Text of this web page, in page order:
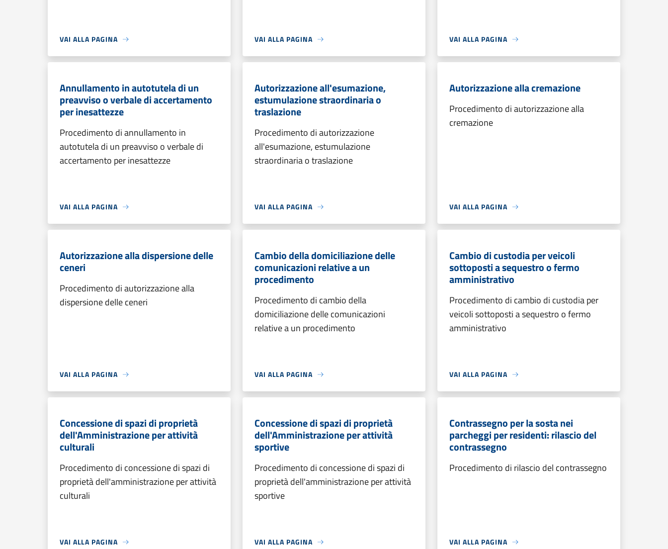
VAI ALLA PAGINA VAI ALLA PAGINA VAI ALLA PAGINA
Annullamento in autotutela di un
preavviso o verbale di accertamento
per inesattezze
Procedimento di annullamento in
autotutela di un preavviso o verbale di
accertamento per inesattezze
VAI ALLA PAGINA
Autorizzazione all'esumazione,
estumulazione straordinaria o
traslazione
Procedimento di autorizzazione
all'esumazione, estumulazione
straordinaria o traslazione
VAI ALLA PAGINA
Autorizzazione alla cremazione
Procedimento di autorizzazione alla
cremazione
VAI ALLA PAGINA
Autorizzazione alla dispersione delle
ceneri
Procedimento di autorizzazione alla
dispersione delle ceneri
VAI ALLA PAGINA
Cambio della domiciliazione delle
comunicazioni relative a un
procedimento
Procedimento di cambio della
domiciliazione delle comunicazioni
relative a un procedimento
VAI ALLA PAGINA
Cambio di custodia per veicoli
sottoposti a sequestro o fermo
amministrativo
Procedimento di cambio di custodia per
veicoli sottoposti a sequestro o fermo
amministrativo
VAI ALLA PAGINA
Concessione di spazi di proprietà
dell'Amministrazione per attività
culturali
Procedimento di concessione di spazi di
proprietà dell'amministrazione per attività
culturali
VAI ALLA PAGINA
Concessione di spazi di proprietà
dell'Amministrazione per attività
sportive
Procedimento di concessione di spazi di
proprietà dell'amministrazione per attività
sportive
VAI ALLA PAGINA
Contrassegno per la sosta nei
parcheggi per residenti: rilascio del
contrassegno
Procedimento di rilascio del contrassegno
VAI ALLA PAGINA